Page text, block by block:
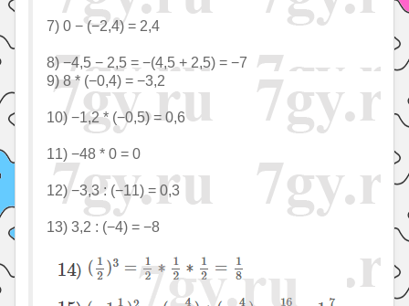
7) 0 − (−2,4) = 2,4
8) −4,5 − 2,5 = −(4,5 + 2,5) = −7
9) 8 * (−0,4) = −3,2
10) −1,2 * (−0,5) = 0,6
11) −48 * 0 = 0
12) −3,3 : (−11) = 0,3
13) 3,2 : (−4) = −8